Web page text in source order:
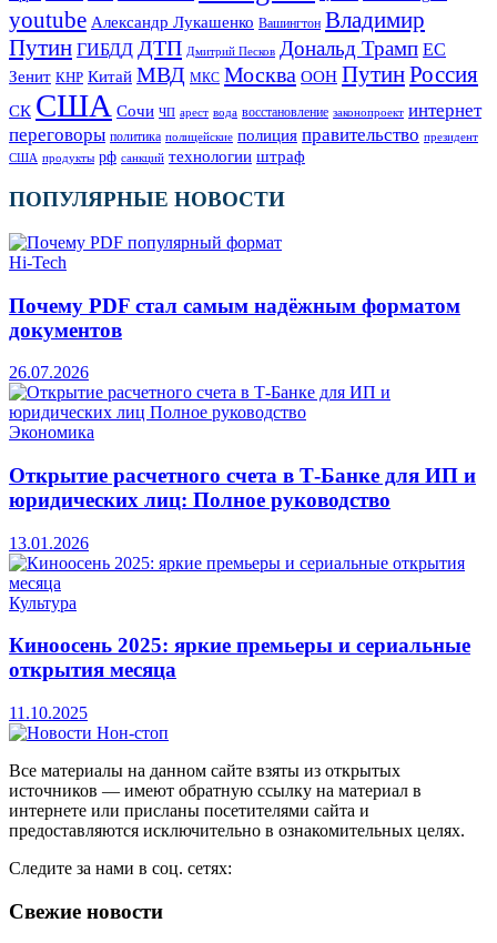
youtube Александр Лукашенко Вашингтон Владимир
Путин ГИБДД ДТП Дмитрий Песков Дональд Трамп ЕС
Зенит КНР Китай МВД МКС Москва ООН ПутинРоссия
СК США Сочи ЧП арест вода восстановление законопроект интернет
переговоры политика полицейские полиция правительство президент
США продукты рф санкций технологии штраф
ПОПУЛЯРНЫЕ НОВОСТИ
Hi-Tech
Почему PDF стал самым надёжным форматом
документов
26.07.2026
Экономика
Открытие расчетного счета в Т-Банке для ИП и
юридических лиц: Полное руководство
13.01.2026
Культура
Киноосень 2025: яркие премьеры и сериальные
открытия месяца
11.10.2025
Все материалы на данном сайте взяты из открытых
источников — имеют обратную ссылку на материал в
интернете или присланы посетителями сайта и
предоставляются исключительно в ознакомительных целях.
Следите за нами в соц. сетях:
Свежие новости